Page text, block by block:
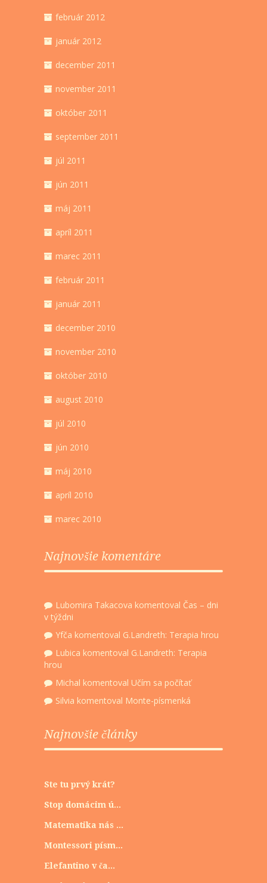
február 2012
január 2012
december 2011
november 2011
október 2011
september 2011
júl 2011
jún 2011
máj 2011
apríl 2011
marec 2011
február 2011
január 2011
december 2010
november 2010
október 2010
august 2010
júl 2010
jún 2010
máj 2010
apríl 2010
marec 2010
Najnovšie komentáre
Lubomira Takacova komentoval Čas – dni
v týždni
Yfča komentoval G.Landreth: Terapia hrou
Lubica komentoval G.Landreth: Terapia
hrou
Michal komentoval Učím sa počítať
Silvia komentoval Monte-písmenká
Najnovšie články
Ste tu prvý krát?
Stop domácim ú...
Matematika nás ...
Montessori písm...
Elefantino v ča...